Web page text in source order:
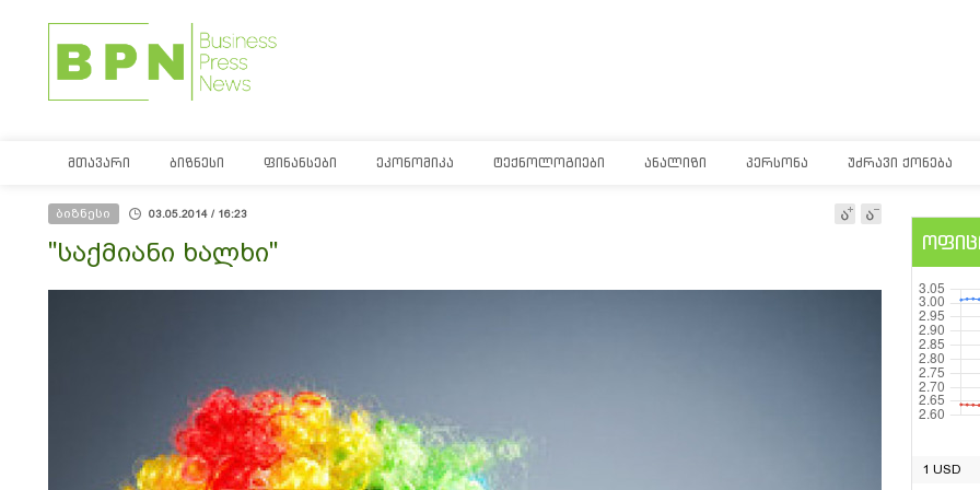
ᲛᲗᲐᲕᲐᲠᲘ ᲑᲘᲖᲜᲔᲡᲘ ᲤᲘᲜᲐᲜᲡᲔᲑᲘ ᲔᲙᲝᲜᲝᲛᲘᲙᲐ ᲢᲔᲥᲜᲝᲚᲝᲒᲘᲔᲑᲘ ᲐᲜᲐᲚᲘᲖᲘ ᲞᲔᲠᲡᲝᲜᲐ ᲣᲫᲠᲐᲕᲘ ᲥᲝᲜᲔᲑᲐ
ბიზნესი 03.05.2014 / 16:23
"საქმიანი ხალხი"
1 USD